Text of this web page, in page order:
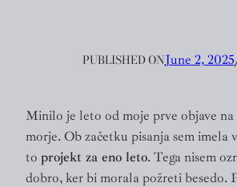
PUBLISHED ONJune 2, 2025
Minilo je leto od moje prve objave
morje. Ob začetku pisanja sem imela
to projekt za eno leto. Tega nisem
dobro, ker bi morala požreti besedo.